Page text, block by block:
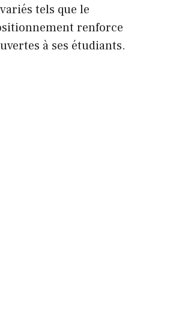
tels que le
renforce
à ses étudiants.